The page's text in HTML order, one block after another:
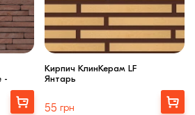
-
Выбрать
Кирпич КлинКерам LF
Янтарь
55 грн
Купити